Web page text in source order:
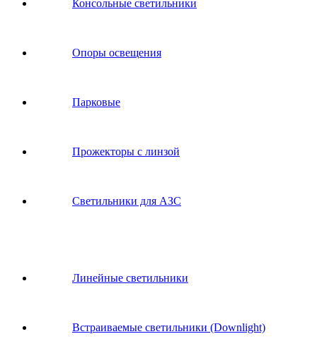
Консольные светильники
Опоры освещения
Парковые
Прожекторы с линзой
Светильники для АЗС
Линейные светильники
Встраиваемые светильники (Downlight)